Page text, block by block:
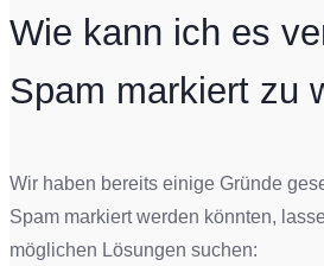
Wie kann ich es
Spam markiert zu
Wir haben bereits einige Gründe
Spam markiert werden könnten,
möglichen Lösungen suchen: